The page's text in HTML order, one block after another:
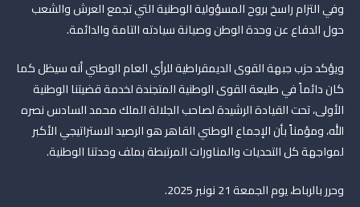
وفي التزام راسخ بروح المسؤولية الوطنية التي تجمع العرش والشعب
حول الدفاع عن وحدة الوطن وصيانة سيادته التامة والدائمة.
ويؤكد حزب جبهة القوى الديمقراطية للرأي العام الوطني أنه سيظل كما
كان دائماً في طليعة القوى الوطنية المتجندة لخدمة قضيتنا الوطنية
الأولى، تحت القيادة الرشيدة لصاحب الجلالة الملك محمد السادس نصره
الله، ومؤمناً بأن الإجماع الوطني القاهر هو الرصيد الاستراتيجي الأكبر
لمواجهة كل التحديات والمناورات المرتبطة بملف وحدتنا الوطنية.
وحرر بالرباط، يوم الجمعة 21 نونبر 2025.